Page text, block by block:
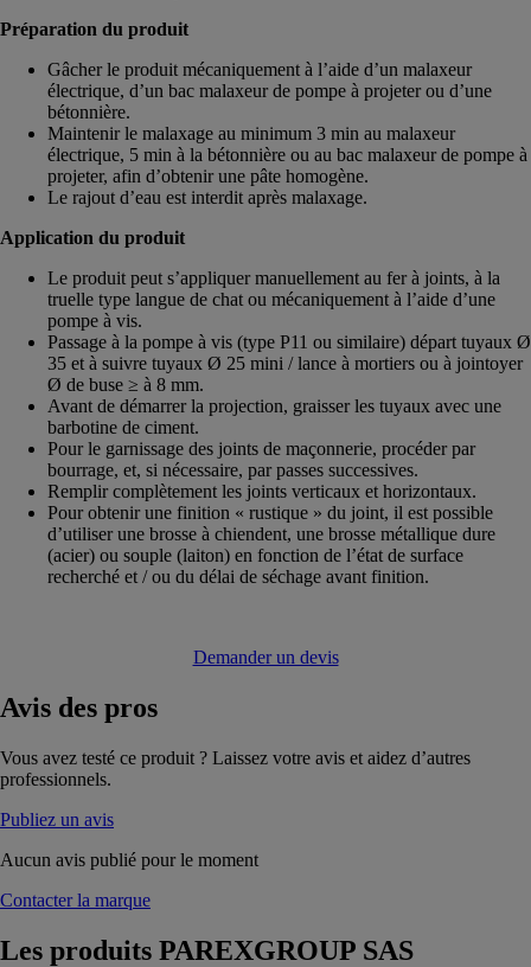
Préparation du produit
Gâcher le produit mécaniquement à l’aide d’un malaxeur
électrique, d’un bac malaxeur de pompe à projeter ou d’une
bétonnière.
Maintenir le malaxage au minimum 3 min au malaxeur
électrique, 5 min à la bétonnière ou au bac malaxeur de pompe à
projeter, afin d’obtenir une pâte homogène.
Le rajout d’eau est interdit après malaxage.
Application du produit
Le produit peut s’appliquer manuellement au fer à joints, à la
truelle type langue de chat ou mécaniquement à l’aide d’une
pompe à vis.
Passage à la pompe à vis (type P11 ou similaire) départ tuyaux Ø
35 et à suivre tuyaux Ø 25 mini / lance à mortiers ou à jointoyer
Ø de buse ≥ à 8 mm.
Avant de démarrer la projection, graisser les tuyaux avec une
barbotine de ciment.
Pour le garnissage des joints de maçonnerie, procéder par
bourrage, et, si nécessaire, par passes successives.
Remplir complètement les joints verticaux et horizontaux.
Pour obtenir une finition « rustique » du joint, il est possible
d’utiliser une brosse à chiendent, une brosse métallique dure
(acier) ou souple (laiton) en fonction de l’état de surface
recherché et / ou du délai de séchage avant finition.
Demander un devis
Avis des pros
Vous avez testé ce produit ? Laissez votre avis et aidez d’autres
professionnels.
Publiez un avis
Aucun avis publié pour le moment
Contacter la marque
Les produits PAREXGROUP SAS